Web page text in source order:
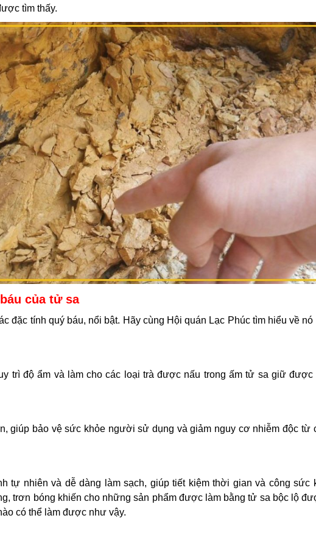
tìm thấy.
của tử sa
đặc tính quý báu, nổi bật. Hãy cùng Hội quán Lạc Phúc tìm hiểu về
trì độ ẩm và làm cho các loại trà được nấu trong ấm tử sa giữ
giúp bảo vệ sức khỏe người sử dụng và giảm nguy cơ nhiễm độc từ
tự nhiên và dễ dàng làm sạch, giúp tiết kiệm thời gian và công sức
trơn bóng khiến cho những sản phẩm được làm bằng tử sa bộc lộ
có thể làm được như vậy.